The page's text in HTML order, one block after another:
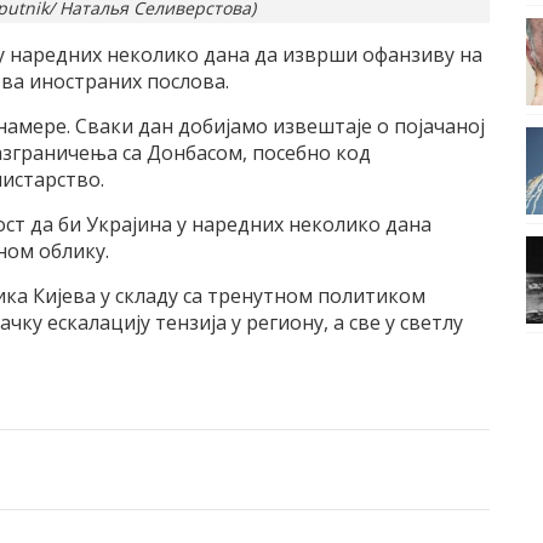
Наталья Селиверстова)
наредних неколико дана да изврши офанзиву на
иностраних послова.
Сваки дан добијамо извештаје о појачаној
са Донбасом, посебно код
да би Украјина у наредних неколико дана
облику.
Кијева у складу са тренутном политиком
ескалацију тензија у региону, а све у светлу